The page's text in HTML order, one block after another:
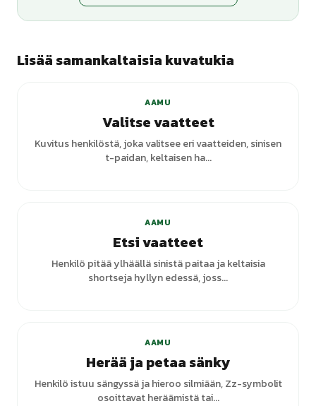
Lisää samankaltaisia kuvatukia
+4
AAMU
Valitse vaatteet
Kuvitus henkilöstä, joka valitsee eri vaatteiden, sinisen
t-paidan, keltaisen ha...
AAMU
Etsi vaatteet
Henkilö pitää ylhäällä sinistä paitaa ja keltaisia
shortseja hyllyn edessä, joss...
AAMU
Herää ja petaa sänky
Henkilö istuu sängyssä ja hieroo silmiään, Zz-symbolit
osoittavat heräämistä tai...